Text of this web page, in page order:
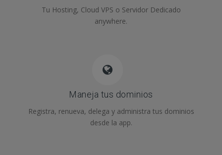
Tu Hosting, Cloud VPS o Servidor Dedicado
anywhere.
Maneja tus dominios
Registra, renueva, delega y administra tus dominios
desde la app.